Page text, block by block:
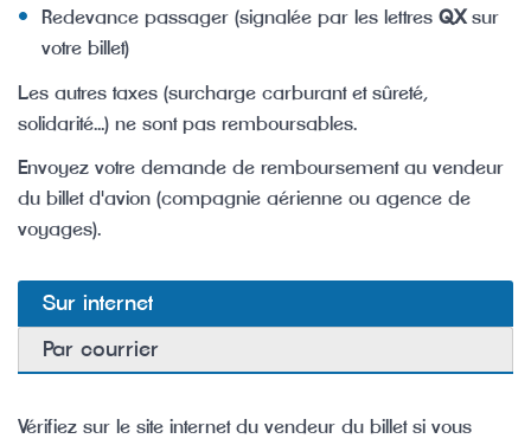
Redevance passager (signalée par les lettres QXsur
votre billet)
Les autres taxes (surcharge carburant et sûreté,
solidarité...) ne sont pas remboursables.
Envoyez votre demande de remboursement au vendeur
du billet d'avion (compagnie aérienne ou agence de
voyages).
Sur internet
Par courrier
Vérifiez sur le site internet du vendeur du billet si vous